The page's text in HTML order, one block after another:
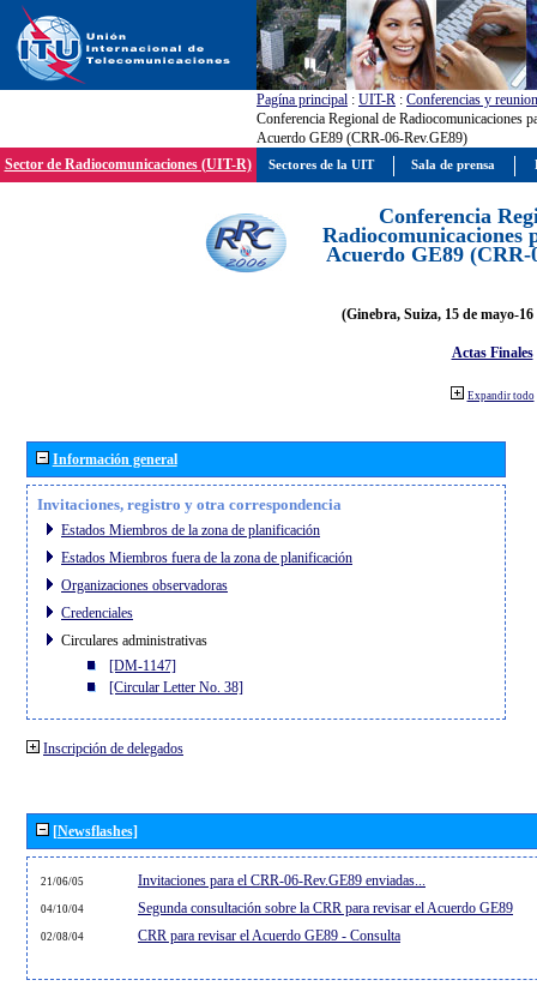
Pagína principal : UIT-R : Conferencias y
Conferencia Regional de Radiocomunicaciones
Acuerdo GE89 (CRR-06-Rev.GE89)
Sector de Radiocomunicaciones (UIT-R)
Conferencia
Radiocomunicaciones
Acuerdo GE89 (CRR-
(Ginebra, Suiza, 15 de mayo-
Actas Finales
Expandir todo
Información general
Invitaciones, registro y otra correspondencia
Estados Miembros de la zona de planificación
Estados Miembros fuera de la zona de planificación
Organizaciones observadoras
Credenciales
Circulares administrativas
[DM-1147]
[Circular Letter No. 38]
Inscripción de delegados
[Newsflashes]
21/06/05 Invitaciones para el CRR-06-Rev.GE89 enviadas...
04/10/04 Segunda consultación sobre la CRR para revisar el Acuerdo GE89
02/08/04 CRR para revisar el Acuerdo GE89 - Consulta
Sectores de la UIT Sala de prensa